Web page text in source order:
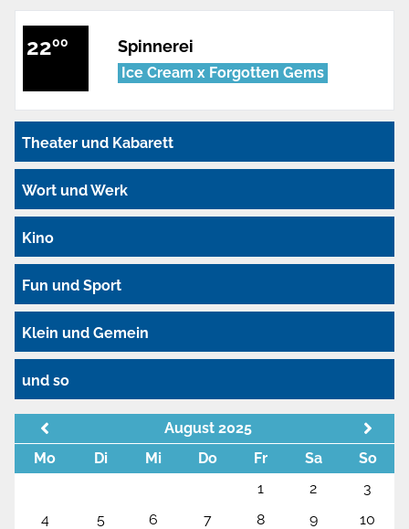
2200 Spinnerei
Ice Cream x Forgotten Gems
Theater und Kabarett
Wort und Werk
Kino
Fun und Sport
Klein und Gemein
und so
August 2025
Mo
Di Mi Do Fr Sa
So
1
2
3
4
5 6 7 8 9
10